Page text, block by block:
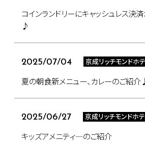
コインランドリーにキャッシュレス決
♪
2025/07/04 京成リッチモンドホ
夏の朝食新メニュー、カレーのご紹介
2025/06/27 京成リッチモンドホ
キッズアメニティ―のご紹介